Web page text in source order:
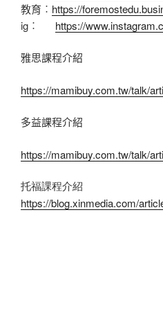
教育︰ https://
ig︰ https://
雅思課程介紹
https://mamibuy.com.tw/talk/
多益課程介紹
https://mamibuy.com.tw/talk/
托福課程介紹
https://blog.xinmedia.com/